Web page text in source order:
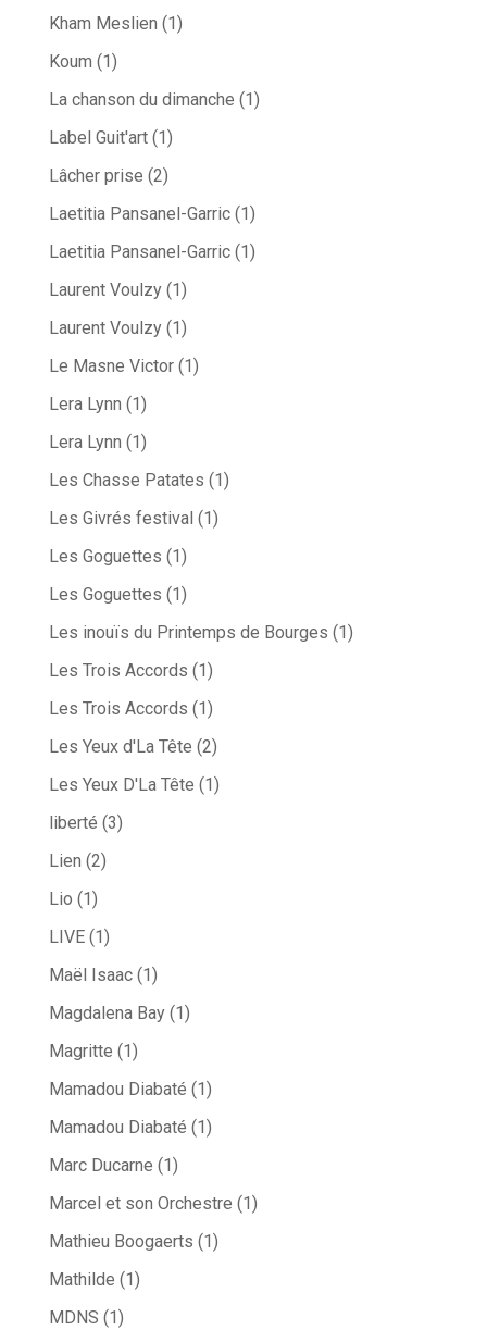
Kham Meslien (1)
Koum (1)
La chanson du dimanche (1)
Label Guit'art(1)
Lâcher prise (2)
Laetitia Pansanel-Garric(1)
Laetitia Pansanel-Garric(1)
Laurent Voulzy(1)
Laurent Voulzy(1)
Le Masne Victor(1)
Lera Lynn (1)
Lera Lynn (1)
Les Chasse Patates (1)
Les Givrés festival (1)
Les Goguettes (1)
Les Goguettes (1)
Les inouïs du Printemps de Bourges (1)
Les Trois Accords (1)
Les Trois Accords (1)
Les Yeux d'La Tête (2)
Les Yeux D'La Tête (1)
liberté (3)
Lien (2)
Lio (1)
LIVE(1)
Maël Isaac(1)
Magdalena Bay(1)
Magritte (1)
Mamadou Diabaté (1)
Mamadou Diabaté (1)
Marc Ducarne (1)
Marcel et son Orchestre (1)
Mathieu Boogaerts (1)
Mathilde (1)
MDNS (1)